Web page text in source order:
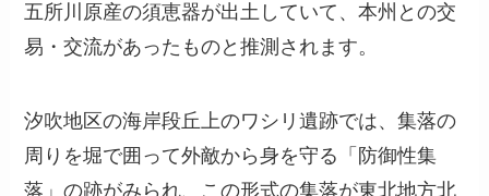
五所川原産の須恵器が出土していて、本州との交
易・交流があったものと推測されます。
汐吹地区の海岸段丘上のワシリ遺跡では、集落の
周りを堀で囲って外敵から身を守る「防御性集
落」の跡がみられ、この形式の集落が東北地方北